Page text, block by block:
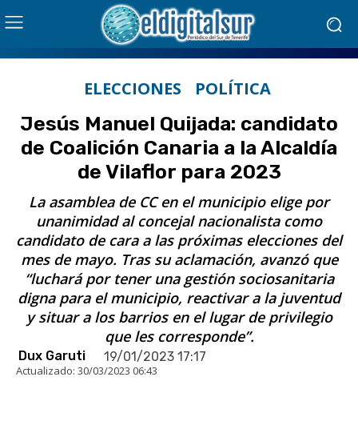
ELECCIONES POLÍTICA
Jesús Manuel Quijada: candidato
de Coalición Canaria a la Alcaldía
de Vilaflor para 2023
La asamblea de CC en el municipio elige por
unanimidad al concejal nacionalista como
candidato de cara a las próximas elecciones del
mes de mayo. Tras su aclamación, avanzó que
“luchará por tener una gestión sociosanitaria
digna para el municipio, reactivar a la juventud
y situar a los barrios en el lugar de privilegio
que les corresponde”.
Dux Garuti 19/01/2023 17:17
Actualizado: 30/03/2023 06:43